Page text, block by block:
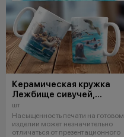
Керамическая кружка
Лежбище сивучей,
г. Невельск 005
шт
Насыщенность печати на готовом
изделии может незначительно
отличаться от презентационного